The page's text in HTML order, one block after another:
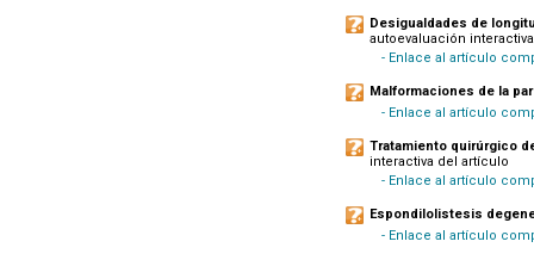
Desigualdades de
autoevaluación
- Enlace al artículo
Malformaciones de la
- Enlace al artículo
Tratamiento quirúrgico
interactiva del artículo
- Enlace al artículo
Espondilolistesis
- Enlace al artículo